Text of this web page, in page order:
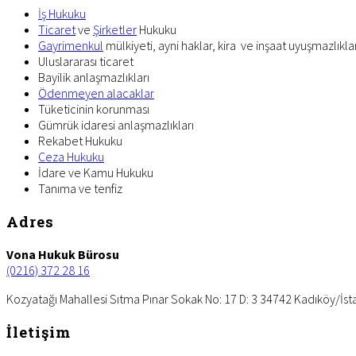
İş Hukuku
Ticaretve Şirketler Hukuku
Gayrimenkul mülkiyeti, ayni haklar, kira ve inşaat
Uluslararası ticaret
Bayilik anlaşmazlıkları
Ödenmeyen alacaklar
Tüketicinin korunması
Gümrük idaresi anlaşmazlıkları
Rekabet Hukuku
Ceza Hukuku
İdare ve Kamu Hukuku
Tanıma ve tenfiz
Footer
Adres
Vona Hukuk Bürosu
(0216) 372 28 16
Kozyatağı Mahallesi Sıtma Pınar Sokak No: 17 D: 3 34742 Kadıköy/
İletişim